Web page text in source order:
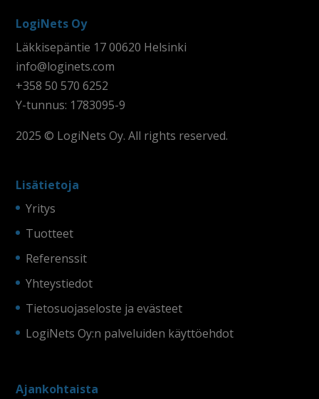
LogiNets Oy
Läkkisepäntie 17 00620 Helsinki
info@loginets.com
+358 50 570 6252
Y-tunnus: 1783095-9
2025 © LogiNets Oy. All rights reserved.
Lisätietoja
Yritys
Tuotteet
Referenssit
Yhteystiedot
Tietosuojaseloste ja evästeet
LogiNets Oy:n palveluiden käyttöehdot
Ajankohtaista